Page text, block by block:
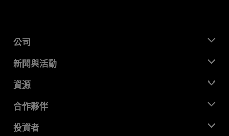
公司
關於 AMD
企業責任
招聘
聯絡我們
新聞與活動
新聞室
媒體庫
資源
開發者中心
案例研究
合作夥伴
AMD 合作夥伴中心
投資者